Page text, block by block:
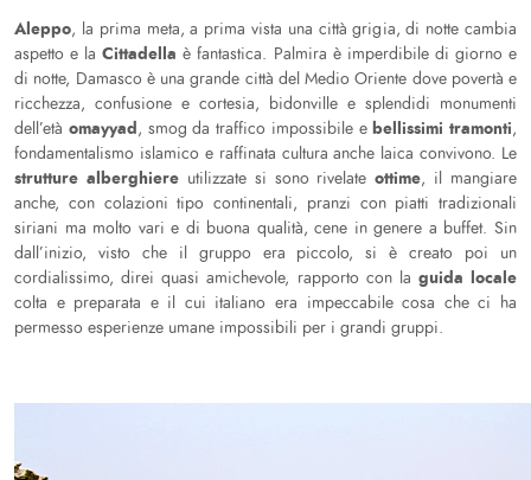
Aleppo, la prima meta, a prima vista una città grigia, di notte cambia
aspetto e laCittadella è fantastica. Palmira è imperdibile di giorno e
di notte, Damasco è una grande città del Medio Oriente dove povertà e
ricchezza, confusione e cortesia, bidonville e splendidi monumenti
dell’età omayyad, smog da traffico impossibile ebellissimi tramonti,
fondamentalismo islamico e raffinata cultura anche laica convivono. Le
strutture alberghiereutilizzate si sono rivelateottime, il mangiare
anche, con colazioni tipo continentali, pranzi con piatti tradizionali
siriani ma molto vari e di buona qualità, cene in genere a buffet. Sin
dall’inizio, visto che il gruppo era piccolo, si è creato poi un
cordialissimo, direi quasi amichevole, rapporto con la guida locale
colta e preparata e il cui italiano era impeccabile cosa che ci ha
permesso esperienze umane impossibili per i grandi gruppi.